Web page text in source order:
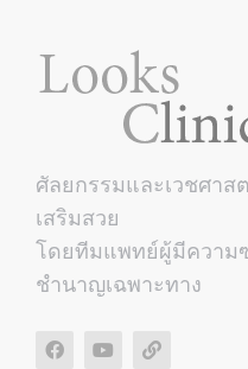
ศัลยกรรมและเวชศาส
เสริมสวย
โดยทีมแพทย์ผู้มีความ
ชำนาญเฉพาะทาง